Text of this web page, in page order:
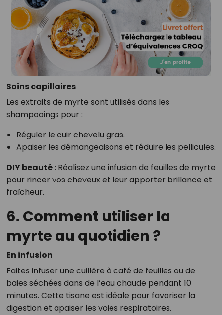
Soins capillaires
Les extraits de myrte sont utilisés dans les
shampooings pour :
Réguler le cuir chevelu gras.
Apaiser les démangeaisons et réduire les pellicules.
DIY beauté: Réalisez une infusion de feuilles de myrte
pour rincer vos cheveux et leur apporter brillance et
fraîcheur.
6. Comment utiliser la
myrte au quotidien ?
En infusion
Faites infuser une cuillère à café de feuilles ou de
baies séchées dans de l’eau chaude pendant 10
minutes. Cette tisane est idéale pour favoriser la
digestion et apaiser les voies respiratoires.